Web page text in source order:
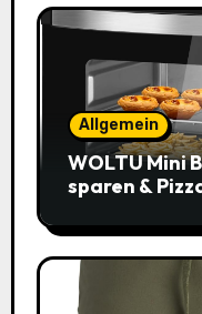
Allgemein
WOLTU Mini
sparen &